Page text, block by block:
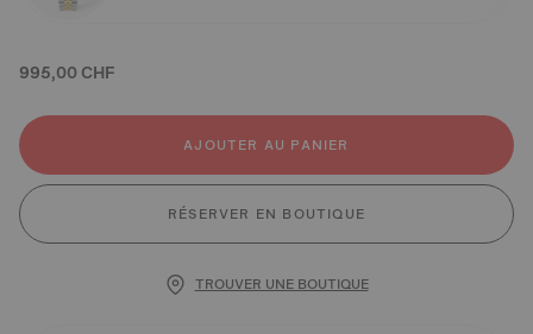
995,00 CHF
AJOUTER AU PANIER
RÉSERVER EN BOUTIQUE
TROUVER UNE BOUTIQUE